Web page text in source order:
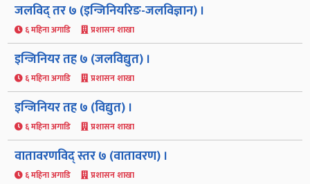
जलविद् तर ७ (इन्जिनियरिङ-जलविज्ञान) ।
६ महिना अगाडि प्रशासन शाखा
इन्जिनियर तह ७ (जलविद्युत) ।
६ महिना अगाडि प्रशासन शाखा
इन्जिनियर तह ७ (विद्युत) ।
६ महिना अगाडि प्रशासन शाखा
वातावरणविद् स्तर ७ (वातावरण) ।
६ महिना अगाडि प्रशासन शाखा